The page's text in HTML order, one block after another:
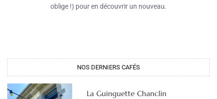
oblige !) pour en découvrir un nouveau.
NOS DERNIERS CAFÉS
La Guinguette Chanclin